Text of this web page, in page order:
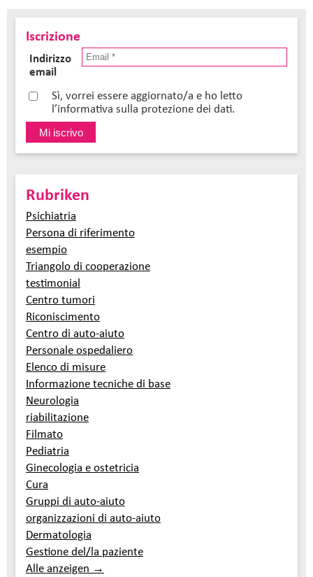
Iscrizione
Indirizzo
email
Sì, vorrei essere aggiornato/a e ho letto
l’informativa sulla protezione dei dati.
Rubriken
Psichiatria
Persona di riferimento
esempio
Triangolo di cooperazione
testimonial
Centro tumori
Riconiscimento
Centro di auto-aiuto
Personale ospedaliero
Elenco di misure
Informazione tecniche di base
Neurologia
riabilitazione
Filmato
Pediatria
Ginecologia e ostetricia
Cura
Gruppi di auto-aiuto
organizzazioni di auto-aiuto
Dermatologia
Gestione del/la paziente
Alle anzeigen →